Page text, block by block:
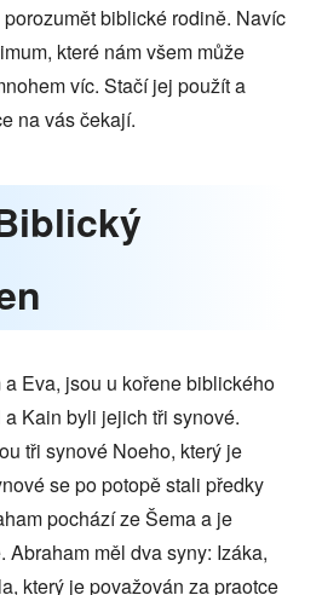
biblické rodině. Navíc
které nám všem může
víc. Stačí jej použít a
na vás čekají.
Eva, jsou u kořene biblického
Kain byli jejich tři synové.
tři synové Noeho, který je
se po potopě stali předky
pochází ze Šema a je
Abraham měl dva syny: Izáka,
který je považován za praotce